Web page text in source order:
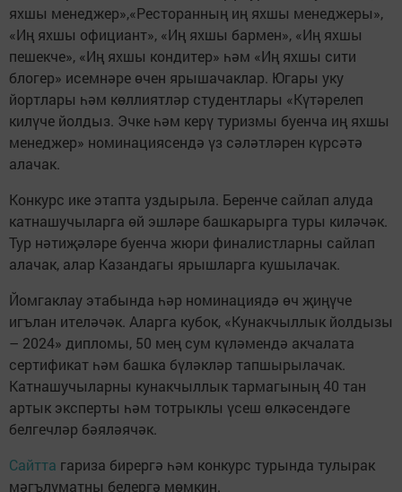
яхшы менеджер»,«Ресторанның иң яхшы менеджеры»,
«Иң яхшы официант», «Иң яхшы бармен», «Иң яхшы
пешекче», «Иң яхшы кондитер» һәм «Иң яхшы сити
блогер» исемнәре өчен ярышачаклар. Югары уку
йортлары һәм көллиятләр студентлары «Күтәрелеп
килүче йолдыз. Эчке һәм керү туризмы буенча иң яхшы
менеджер» номинациясендә үз сәләтләрен күрсәтә
алачак.
Конкурс ике этапта уздырыла. Беренче сайлап алуда
катнашучыларга өй эшләре башкарырга туры киләчәк.
Тур нәтиҗәләре буенча жюри финалистларны сайлап
алачак, алар Казандагы ярышларга кушылачак.
Йомгаклау этабында һәр номинациядә өч җиңүче
игълан ителәчәк. Аларга кубок, «Кунакчыллык йолдызы
– 2024» дипломы, 50 мең сум күләмендә акчалата
сертификат һәм башка бүләкләр тапшырылачак.
Катнашучыларны кунакчыллык тармагының 40 тан
артык эксперты һәм тотрыклы үсеш өлкәсендәге
белгечләр бәяләячәк.
Сайтта гариза бирергә һәм конкурс турында тулырак
мәгълүматны белергә мөмкин.